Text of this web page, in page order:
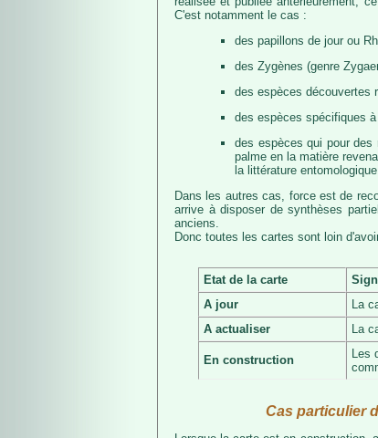
C'est notamment le cas :
des papillons de jour ou
des Zygènes (genre
des espèces découvertes
des espèces spécifiques à
des espèces qui pour des
palme en la matière
la littérature entomologique.
Dans les autres cas, force est de
arrive à disposer de synthèses
anciens.
Donc toutes les cartes sont loin
Etat de la carte
A jour
La
A actualiser
La
En construction
Les
Cas particulier